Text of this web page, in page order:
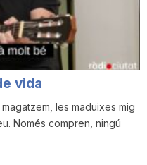
vida
les maduixes mig
Només compren, ningú